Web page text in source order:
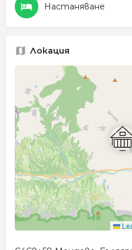
Настаняване
Локация